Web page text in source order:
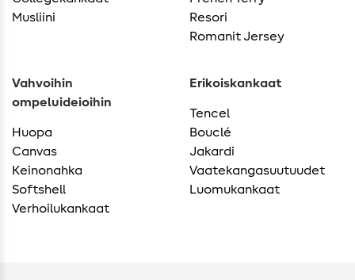
Musliini
Resori
Romanit Jersey
Vahvoihin
ompeluideioihin
Huopa
Canvas
Keinonahka
Softshell
Verhoilukankaat
Erikoiskankaat
Tencel
Bouclé
Jakardi
Vaatekangasuutuudet
Luomukankaat